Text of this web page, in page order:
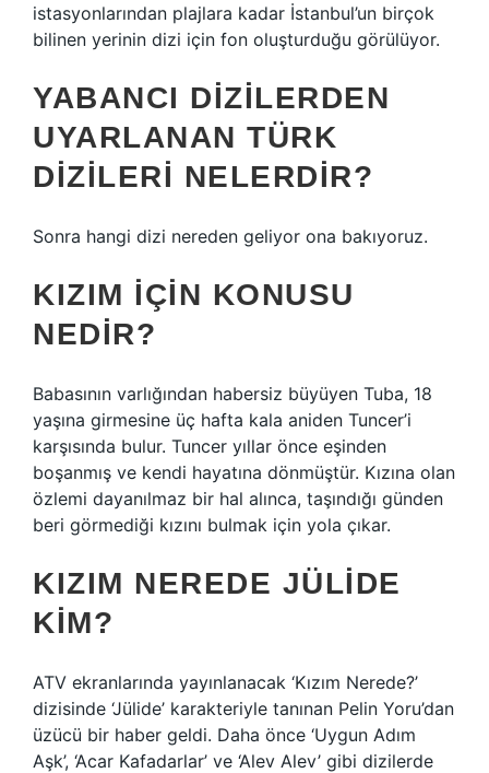
istasyonlarından plajlara kadar İstanbul’un birçok
bilinen yerinin dizi için fon oluşturduğu görülüyor.
YABANCI DIZILERDEN
UYARLANAN TÜRK
DIZILERI NELERDIR?
Sonra hangi dizi nereden geliyor ona bakıyoruz.
KIZIM IÇIN KONUSU
NEDIR?
Babasının varlığından habersiz büyüyen Tuba, 18
yaşına girmesine üç hafta kala aniden Tuncer’i
karşısında bulur. Tuncer yıllar önce eşinden
boşanmış ve kendi hayatına dönmüştür. Kızına olan
özlemi dayanılmaz bir hal alınca, taşındığı günden
beri görmediği kızını bulmak için yola çıkar.
KIZIM NEREDE JÜLIDE
KIM?
ATV ekranlarında yayınlanacak ‘Kızım Nerede?’
dizisinde ‘Jülide’ karakteriyle tanınan Pelin Yoru’dan
üzücü bir haber geldi. Daha önce ‘Uygun Adım
Aşk’, ‘Acar Kafadarlar’ ve ‘Alev Alev’ gibi dizilerde